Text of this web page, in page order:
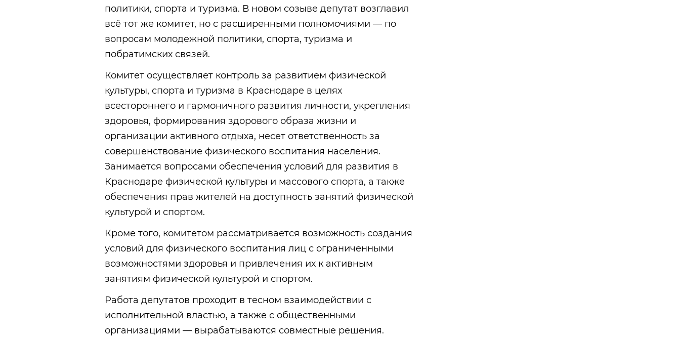
политики, спорта и туризма. В новом созыве депутат возглавил
всё тот же комитет, но с расширенными полномочиями — по
вопросам молодежной политики, спорта, туризма и
побратимских связей.
Комитет осуществляет контроль за развитием физической
культуры, спорта и туризма в Краснодаре в целях
всестороннего и гармоничного развития личности, укрепления
здоровья, формирования здорового образа жизни и
организации активного отдыха, несет ответственность за
совершенствование физического воспитания населения.
Занимается вопросами обеспечения условий для развития в
Краснодаре физической культуры и массового спорта, а также
обеспечения прав жителей на доступность занятий физической
культурой и спортом.
Кроме того, комитетом рассматривается возможность создания
условий для физического воспитания лиц с ограниченными
возможностями здоровья и привлечения их к активным
занятиям физической культурой и спортом.
Работа депутатов проходит в тесном взаимодействии с
исполнительной властью, а также с общественными
организациями — вырабатываются совместные решения.